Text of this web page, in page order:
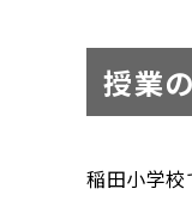
授業
稲田小学校